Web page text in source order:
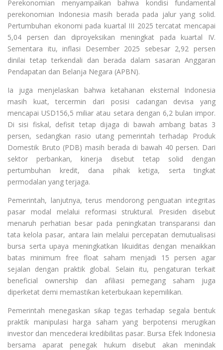
Perekonomian menyampaikan bahwa kondisi fundamental
perekonomian Indonesia masih berada pada jalur yang solid.
Pertumbuhan ekonomi pada kuartal III 2025 tercatat mencapai
5,04 persen dan diproyeksikan meningkat pada kuartal IV.
Sementara itu, inflasi Desember 2025 sebesar 2,92 persen
dinilai tetap terkendali dan berada dalam sasaran Anggaran
Pendapatan dan Belanja Negara (APBN).
Ia juga menjelaskan bahwa ketahanan eksternal Indonesia
masih kuat, tercermin dari posisi cadangan devisa yang
mencapai USD156,5 miliar atau setara dengan 6,2 bulan impor.
Di sisi fiskal, defisit tetap dijaga di bawah ambang batas 3
persen, sedangkan rasio utang pemerintah terhadap Produk
Domestik Bruto (PDB) masih berada di bawah 40 persen. Dari
sektor perbankan, kinerja disebut tetap solid dengan
pertumbuhan kredit, dana pihak ketiga, serta tingkat
permodalan yang terjaga.
Pemerintah, lanjutnya, terus mendorong penguatan integritas
pasar modal melalui reformasi struktural. Presiden disebut
menaruh perhatian besar pada peningkatan transparansi dan
tata kelola pasar, antara lain melalui percepatan demutualisasi
bursa serta upaya meningkatkan likuiditas dengan menaikkan
batas minimum free float saham menjadi 15 persen agar
sejalan dengan praktik global. Selain itu, pengaturan terkait
beneficial ownership dan afiliasi pemegang saham juga
diperketat demi memastikan keterbukaan kepemilikan.
Pemerintah menegaskan sikap tegas terhadap segala bentuk
praktik manipulasi harga saham yang berpotensi merugikan
investor dan mencederai kredibilitas pasar. Bursa Efek Indonesia
bersama aparat penegak hukum disebut akan menindak